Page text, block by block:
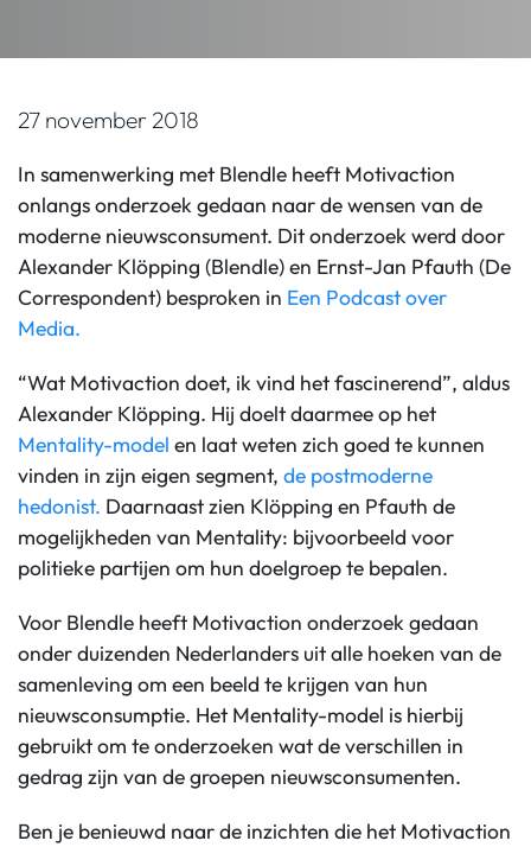
27 november 2018
In samenwerking met Blendle heeft Motivaction
onlangs onderzoek gedaan naar de wensen van de
moderne nieuwsconsument. Dit onderzoek werd door
Alexander Klöpping (Blendle) en Ernst-Jan Pfauth (De
Correspondent) besproken in Een Podcast over
Media.
“Wat Motivaction doet, ik vind het fascinerend”, aldus
Alexander Klöpping. Hij doelt daarmee op het
Mentality-model en laat weten zich goed te kunnen
vinden in zijn eigen segment, de postmoderne
hedonist. Daarnaast zien Klöpping en Pfauth de
mogelijkheden van Mentality: bijvoorbeeld voor
politieke partijen om hun doelgroep te bepalen.
Voor Blendle heeft Motivaction onderzoek gedaan
onder duizenden Nederlanders uit alle hoeken van de
samenleving om een beeld te krijgen van hun
nieuwsconsumptie. Het Mentality-model is hierbij
gebruikt om te onderzoeken wat de verschillen in
gedrag zijn van de groepen nieuwsconsumenten.
Ben je benieuwd naar de inzichten die het Motivaction